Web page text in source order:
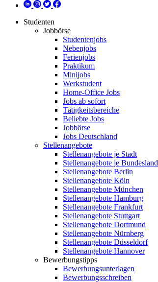
Studenten
Jobbörse
Studentenjobs
Nebenjobs
Ferienjobs
Praktikum
Minijobs
Werkstudent
Home-Office Jobs
Jobs ab sofort
Tätigkeitsbereiche
Beliebte Jobs
Jobbörse
Jobs Deutschland
Stellenangebote
Stellenangebote je Stadt
Stellenangebote je Bundesland
Stellenangebote Berlin
Stellenangebote Köln
Stellenangebote München
Stellenangebote Hamburg
Stellenangebote Frankfurt
Stellenangebote Stuttgart
Stellenangebote Dortmund
Stellenangebote Nürnberg
Stellenangebote Düsseldorf
Stellenangebote Hannover
Bewerbungstipps
Bewerbungsunterlagen
Bewerbungsschreiben